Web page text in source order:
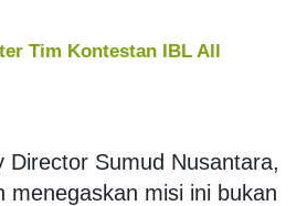
Tim Kontestan IBL All
Director Sumud Nusantara,
menegaskan misi ini bukan